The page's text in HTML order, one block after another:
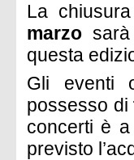
La
marzo
questa
Gli eventi
possesso di
concerti è
previsto